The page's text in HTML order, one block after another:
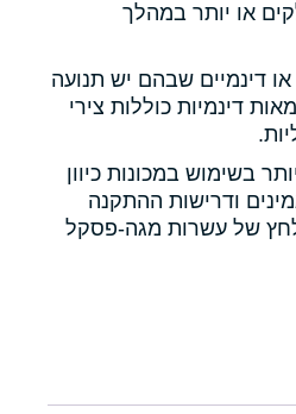
או יותר במהלך
דינמיים שבהם יש תנועה
דינמיות כוללות צירי
בשימוש במכונות כיוון
ודרישות ההתקנה
של עשרות מגה-פסקל